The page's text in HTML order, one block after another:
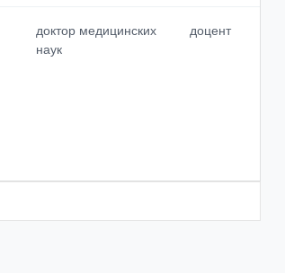
доктор медицинских
наук
доцент